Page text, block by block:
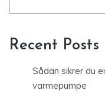
Recent Posts
Sådan sikrer du
varmepumpe